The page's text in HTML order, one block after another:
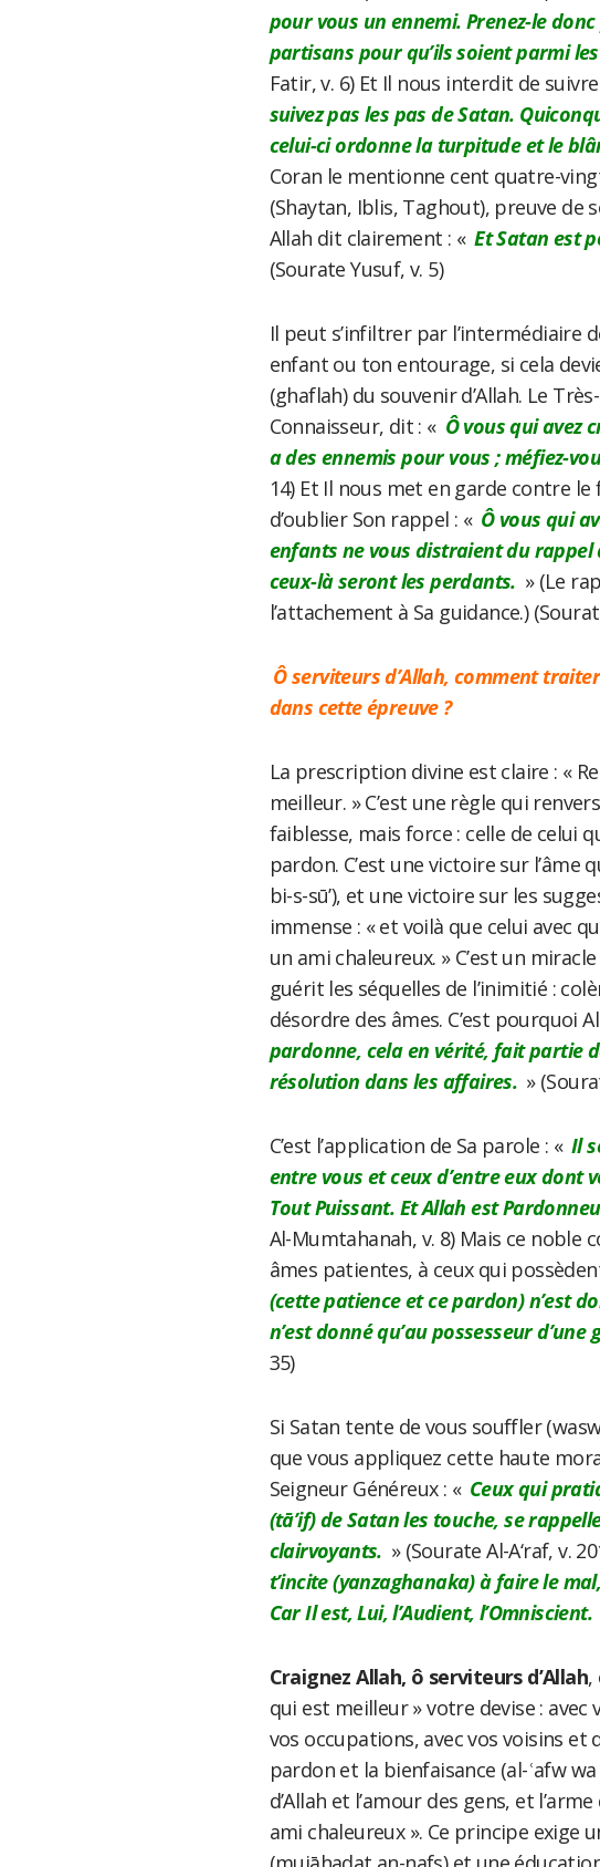
pour vous un ennemi. Prenez-le
partisans pour qu’ils soient parmi
Fatir, v. 6) Et Il nous interdit de
suivez pas les pas de Satan.
celui-ci ordonne la turpitude et le
Coran le mentionne cent quatre-
(Shaytan, Iblis, Taghout), preuve de
Allah dit clairement : « Et Satan est
(Sourate Yusuf, v. 5)
Il peut s’infiltrer par l’intermédiaire
enfant ou ton entourage, si cela
(ghaflah) du souvenir d’Allah. Le
Connaisseur, dit : « Ô vous qui avez
a des ennemis pour vous ; méfiez-
14) Et Il nous met en garde contre
d’oublier Son rappel : « Ô vous qui
enfants ne vous distraient du rappel
ceux-là seront les perdants. » (Le
l’attachement à Sa guidance.)
Ô serviteurs d’Allah, comment
dans cette épreuve ?
La prescription divine est claire : «
meilleur. » C’est une règle qui
faiblesse, mais force : celle de celui
pardon. C’est une victoire sur
bi-s-sū’), et une victoire sur les
immense : « et voilà que celui avec
un ami chaleureux. » C’est un
guérit les séquelles de l’inimitié :
désordre des âmes. C’est pourquoi
pardonne, cela en vérité, fait partie
résolution dans les affaires. »
C’est l’application de Sa parole : « Il
entre vous et ceux d’entre eux dont
Tout Puissant. Et Allah est
Al-Mumtahanah, v. 8) Mais ce noble
âmes patientes, à ceux qui
(cette patience et ce pardon) n’est
n’est donné qu’au possesseur d’une
35)
Si Satan tente de vous souffler
que vous appliquez cette haute
Seigneur Généreux : « Ceux qui
(tā’if) de Satan les touche, se
clairvoyants. » (Sourate Al-A‘raf, v.
t’incite (yanzaghanaka) à faire le
Car Il est, Lui, l’Audient, l’Omniscient.
Craignez Allah, ô serviteurs d’Allah,
qui est meilleur » votre devise : avec
vos occupations, avec vos voisins et
pardon et la bienfaisance (al-ʿafw
d’Allah et l’amour des gens, et
ami chaleureux ». Ce principe exige